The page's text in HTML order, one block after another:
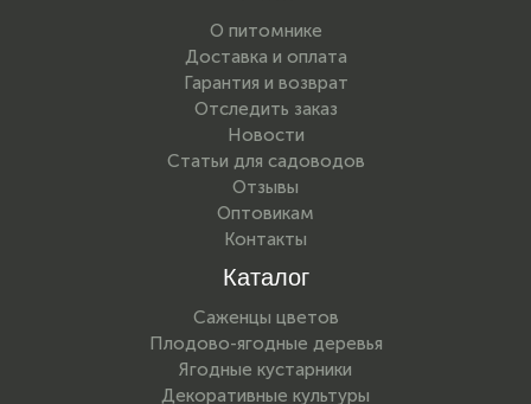
О питомнике
Доставка и оплата
Гарантия и возврат
Отследить заказ
Новости
Статьи для садоводов
Отзывы
Оптовикам
Контакты
Каталог
Саженцы цветов
Плодово-ягодные деревья
Ягодные кустарники
Декоративные культуры